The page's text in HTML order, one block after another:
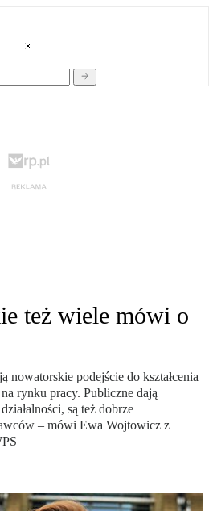
też wiele mówi o
nowatorskie podejście do kształcenia
rynku pracy. Publiczne dają
są też dobrze
– mówi Ewa Wojtowicz z